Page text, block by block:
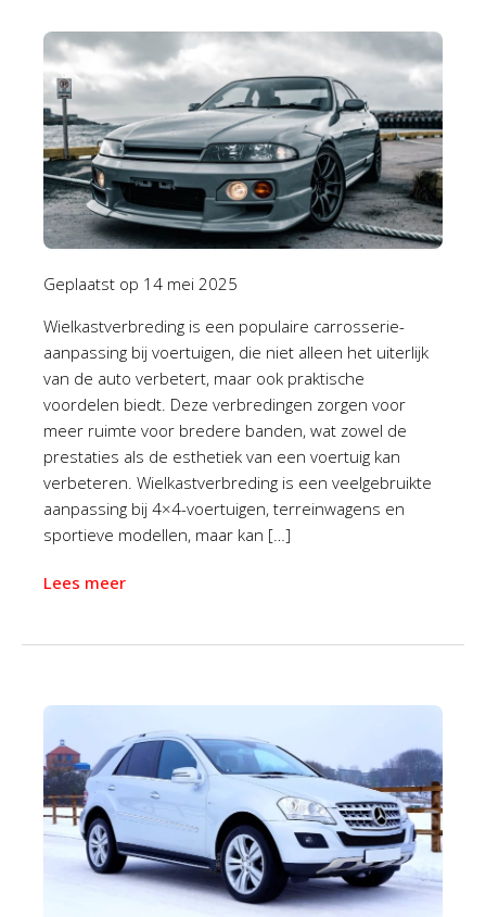
Geplaatst op 14 mei 2025
Wielkastverbreding is een populaire carrosserie-
aanpassing bij voertuigen, die niet alleen het uiterlijk
van de auto verbetert, maar ook praktische
voordelen biedt. Deze verbredingen zorgen voor
meer ruimte voor bredere banden, wat zowel de
prestaties als de esthetiek van een voertuig kan
verbeteren. Wielkastverbreding is een veelgebruikte
aanpassing bij 4×4-voertuigen, terreinwagens en
sportieve modellen, maar kan […]
Lees meer